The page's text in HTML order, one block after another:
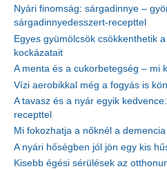
Nyári finomság: sárgadinnye –
sárgadinnyedesszert-recepttel
Egyes gyümölcsök csökkenthetik
kockázatait
A menta és a cukorbetegség – mi
Vízi aerobikkal még a fogyás is
A tavasz és a nyár egyik
recepttel
Mi fokozhatja a nőknél a
A nyári hőségben jól jön egy kis
Kisebb égési sérülések az